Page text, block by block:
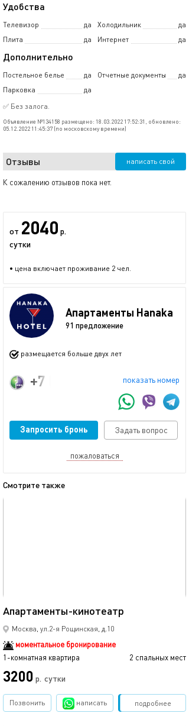
Удобства
Телевизор да Холодильник
да
Плита
да Интернет да
Дополнительно
Постельное белье да Отчетные документы
да
Парковка
да
✅ Без залога.
Объявление №134158 размещено: 18.03.2022 17:52:31, обновлено:
05.12.2022 11:45:37 (по московскому времени)
Отзывы написать свой
К сожалению отзывов пока нет.
от 2040 р.
сутки
• цена включает проживание 2 чел.
Апартаменты Hanaka
91 предложение
размещается больше двух лет
показать номер
+7 (915) 226-77-88
Запросить бронь Задать вопрос
пожаловаться
Смотрите также
Апартаменты-кинотеатр
Москва, ул.2-я Рощинская, д.10
моментальное бронирование
1-комнатная квартира
2 спальных мест
3200 р. сутки
подробнее
Позвонить написать Забронировать